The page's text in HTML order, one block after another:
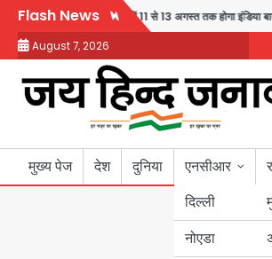
Skip
content
Flash News
प्लान ग्रेटर नोएडा में 11 से 13 अगस्त तक होगा इंडिया
August 7, 2026
मुख्य पेज देश दुनिया
एनसीआर
दिल्ली
नोएडा